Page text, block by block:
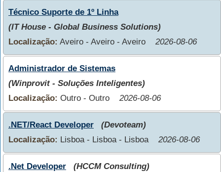
Técnico Suporte de 1º Linha
(IT House - Global Business Solutions)
Localização: Aveiro - Aveiro - Aveiro 2026-08-06
Administrador de Sistemas
(Winprovit - Soluções Inteligentes)
Localização: Outro - Outro 2026-08-06
.NET/React Developer
(Devoteam)
Localização: Lisboa - Lisboa - Lisboa 2026-08-06
.Net Developer
(HCCM Consulting)